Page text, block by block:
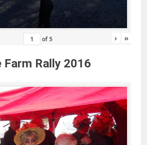
of5 › »
Farm Rally 2016